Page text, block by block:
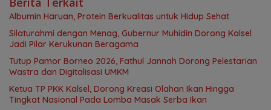
Albumin Haruan, Protein Berkualitas untuk Hidup Sehat
Silaturahmi dengan Menag, Gubernur Muhidin Dorong Kalsel
Jadi Pilar Kerukunan Beragama
Tutup Pamor Borneo 2026, Fathul Jannah Dorong Pelestarian
Wastra dan Digitalisasi UMKM
Ketua TP PKK Kalsel, Dorong Kreasi Olahan Ikan Hingga
Tingkat Nasional Pada Lomba Masak Serba Ikan